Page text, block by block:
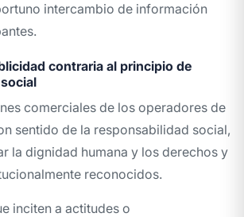
intercambio de información
contraria al principio de
comerciales de los operadores de
sentido de la responsabilidad social,
la dignidad humana y los derechos y
reconocidos.
inciten a actitudes o